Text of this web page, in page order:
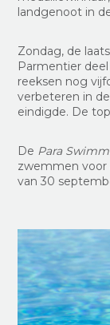
landgenoot in
Zondag, de
Parmentier deel
reeksen nog
verbeteren in
eindigde. De
De Para
zwemmen
van 30